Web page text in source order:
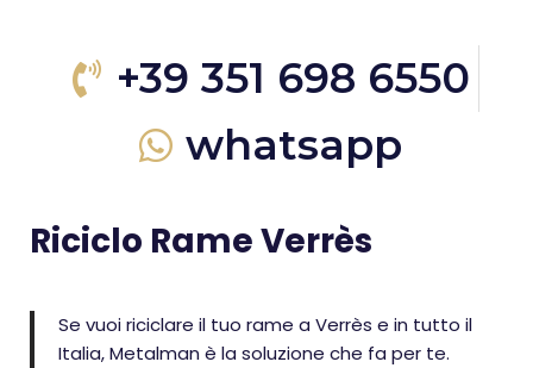
+39 351 698 6550
whatsapp
Riciclo Rame Verrès
Se vuoi riciclare il tuo rame a Verrès e in tutto il
Italia, Metalman è la soluzione che fa per te.